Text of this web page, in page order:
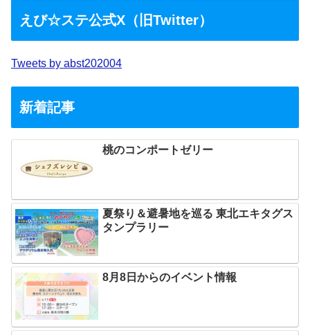
えび☆ステ公式X（旧Twitter）
Tweets by abst202004
新着記事
桃のコンポートゼリー
夏祭り＆避暑地を巡る 東北エキタグス
タンプラリー
8月8日からのイベント情報